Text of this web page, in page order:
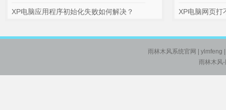
XP电脑应用程序初始化失败如何解决？ XP电脑网页打
雨林木风系统官网
| ylmfeng
雨林木风